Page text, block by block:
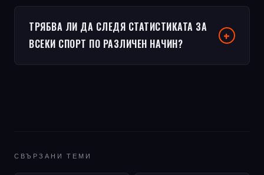
ТРЯБВА ЛИ ДА СЛЕДЯ СТАТИСТИКАТА ЗА
ВСЕКИ СПОРТ ПО РАЗЛИЧЕН НАЧИН?
СВЪРЗАНИ ТЕМИ